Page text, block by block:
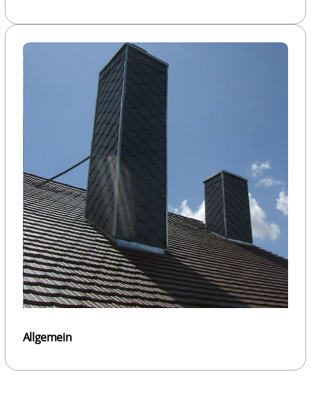
Allgemein